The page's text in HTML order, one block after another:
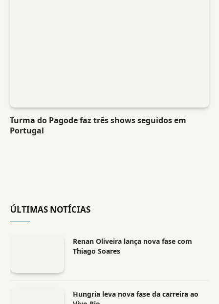
Turma do Pagode faz três shows seguidos em
Portugal
ÚLTIMAS NOTÍCIAS
Renan Oliveira lança nova fase com
Thiago Soares
Hungria leva nova fase da carreira ao